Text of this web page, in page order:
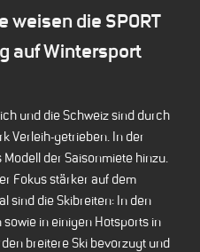
die SPORT
auf Wintersport
und die Schweiz sind durch
Verleih-getrieben. In der
der Saisonmiete hinzu.
Fokus stärker auf dem
sind die Skibreiten: In den
in einigen Hotsports in
breitere Ski bevorzugt und